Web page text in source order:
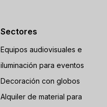
Sectores
Equipos audiovisuales e
iluminación para eventos
Decoración con globos
Alquiler de material para